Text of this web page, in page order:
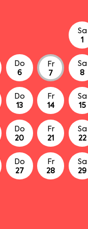
Sa
1
Do
6
Fr
7
Sa
8
Do
13
Fr
14
Sa
15
Do
20
Fr
21
Sa
22
Do
27
Fr
28
Sa
29